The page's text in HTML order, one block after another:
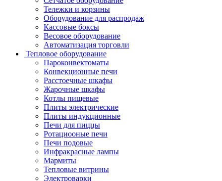
Тележки и корзины
Оборудование для распродаж
Кассовые боксы
Весовое оборудование
Автоматизация торговли
Тепловое оборудование
Пароконвектоматы
Конвекционные печи
Расстоечные шкафы
Жарочные шкафы
Котлы пищевые
Плиты электрические
Плиты индукционные
Печи для пиццы
Ротациооные печи
Печи подовые
Инфракрасные лампы
Мармиты
Тепловые витрины
Электроварки